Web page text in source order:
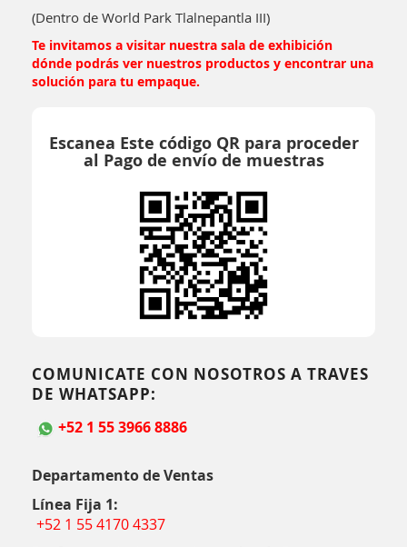
(Dentro de World Park Tlalnepantla III)
Te invitamos a visitar nuestra sala de exhibición
dónde podrás ver nuestros productos y encontrar una
solución para tu empaque.
Escanea Este código QR para proceder
al Pago de envío de muestras
COMUNICATE CON NOSOTROS A TRAVES
DE WHATSAPP:
+52 1 55 3966 8886
Departamento de Ventas
Línea Fija 1:
+52 1 55 4170 4337